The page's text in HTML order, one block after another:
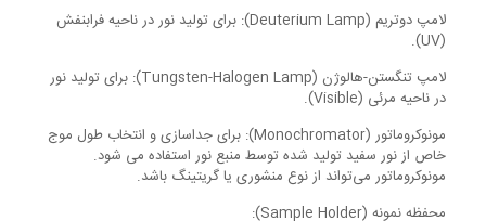
لامپ دوتریم (Deuterium Lamp): برای تولید نور در ناحیه فرابنفش
(UV).
لامپ تنگستن-هالوژن (Tungsten-Halogen Lamp): برای تولید نور
در ناحیه مرئی (Visible).
مونوکروماتور (Monochromator): برای جداسازی و انتخاب طول موج
خاص از نور سفید تولید شده توسط منبع نور استفاده می شود.
مونوکروماتور می‌تواند از نوع منشوری یا گریتینگ باشد.
محفظه نمونه (Sample Holder):